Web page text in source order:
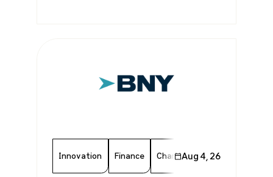
Innovation Finance Chamber Member
Aug 4, 26